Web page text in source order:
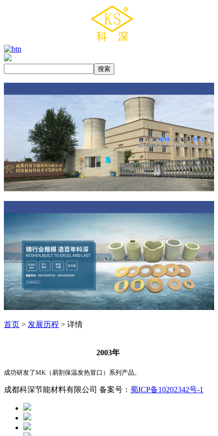
首页 > 发展历程 > 详情
2003年
成功研发了MK（易割保温发热冒口）系列产品。
成都科深节能材料有限公司 备案号： 蜀ICP备10202342号-1